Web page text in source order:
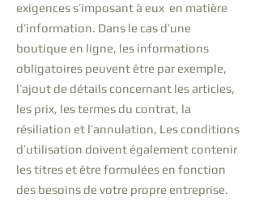
exigences s’imposant à eux en matière
d’information. Dans le cas d’une
boutique en ligne, les informations
obligatoires peuvent être par exemple,
l’ajout de détails concernant les articles,
les prix, les termes du contrat, la
résiliation et l’annulation, Les conditions
d’utilisation doivent également contenir
les titres et être formulées en fonction
des besoins de votre propre entreprise.